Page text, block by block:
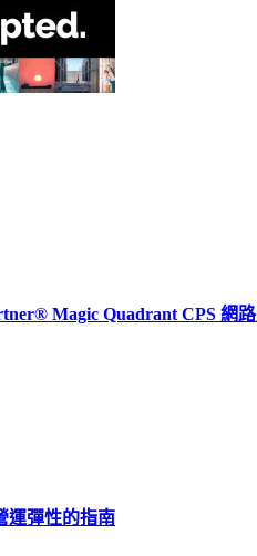
Magic Quadrant CPS 網
運彈性的指南